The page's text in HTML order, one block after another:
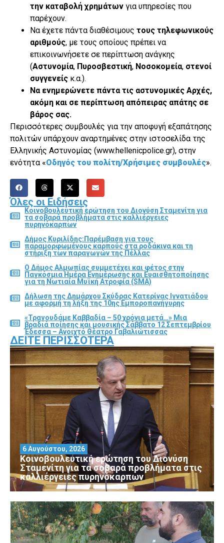
την καταβολή χρημάτων για υπηρεσίες που
παρέχουν.
Να έχετε πάντα διαθέσιμους τους τηλεφωνικούς
αριθμούς, με τους οποίους πρέπει να
επικοινωνήσετε σε περίπτωση ανάγκης
(Αστυνομία, Πυροσβεστική, Νοσοκομεία, στενοί
συγγενείς κ.α.).
Να ενημερώνετε πάντα τις αστυνομικές Αρχές,
ακόμη και σε περίπτωση απόπειρας απάτης σε
βάρος σας.
Περισσότερες συμβουλές για την αποφυγή εξαπάτησης
πολιτών υπάρχουν αναρτημένες στην ιστοσελίδα της
Ελληνικής Αστυνομίας (www.hellenicpolice.gr), στην
ενότητα «Οδηγός του πολίτη/Χρήσιμες συμβουλές».
Όλες οι Ειδήσεις
Κοινοβουλευτική ερώτηση του Διονύση Σταμενίτη για
τα σοβαρά προβλήματα στις καλλιέργειες
πυρηνόκαρπων
Δήμος Κυριλίδης:Παρέμβαση για τους
παραμορφωμένους καρπούς στα ροδάκινα και τη
στήριξη των παραγωγών της Πέλλας
Ο Δήμος Αλμωπίας συμμετέχει και φέτος στην
Παγκόσμια Ημέρα Ενημέρωσης και Ευαισθητοποίησης
για τη Νωτιαία Μυϊκή Ατροφία (SMA)
Δήλωση της Δημάρχου Σκύδρας Κατερίνας Ιγνατιάδου
με αφορμή τη λήξη της 10ης Εμποροπανήγυρης
«Τραγουδάμε Καββαδία – 50 χρόνια μετά…» Μια
βραδιά ποίησης και μουσικής Σάββατο 12 Σεπτεμβρίου
Έδεσσα – Ανοιχτό Θέατρο Γαβαλιώτισσας
ΔΕΊΤΕ ΠΕΡΙΣΣΌΤΕΡΑ
Κοινοβουλευτική ερώτηση του Διονύση
Σταμενίτη για τα σοβαρά προβλήματα στις
καλλιέργειες πυρηνόκαρπων
6 Αυγούστου, 2026